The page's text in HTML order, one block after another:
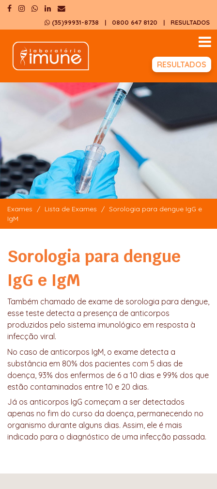
(35)99931-8738 | 0800 647 8120 | RESULTADOS
RESULTADOS
Exames Lista de Exames
Sorologia para dengue IgG e
IgM
Sorologia para dengue
IgG e IgM
Também chamado de exame de sorologia para dengue,
esse teste detecta a presença de anticorpos
produzidos pelo sistema imunológico em resposta à
infecção viral.
No caso de anticorpos IgM, o exame detecta a
substância em 80% dos pacientes com 5 dias de
doença, 93% dos enfermos de 6 a 10 dias e 99% dos que
estão contaminados entre 10 e 20 dias.
Já os anticorpos IgG começam a ser detectados
apenas no fim do curso da doença, permanecendo no
organismo durante alguns dias. Assim, ele é mais
indicado para o diagnóstico de uma infecção passada.